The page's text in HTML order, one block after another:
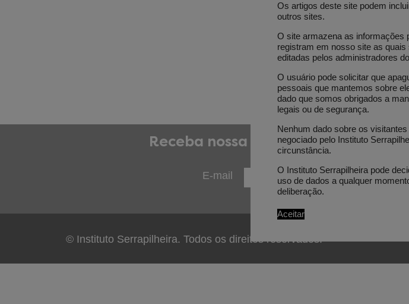
Receba nossa newsletter e
E-mail
© Instituto Serrapilheira. Todos os direitos reservados.
Os artigos deste site podem
outros sites.
O site armazena as informações
registram em nosso site as
editadas pelos administradores
O usuário pode solicitar que
pessoais que mantemos sobre
dado que somos obrigados a
legais ou de segurança.
Nenhum dado sobre os
negociado pelo Instituto
circunstância.
O Instituto Serrapilheira pode
uso de dados a qualquer
deliberação.
Aceitar